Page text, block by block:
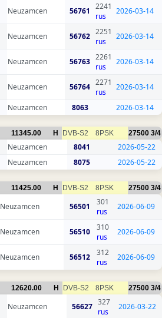
Neuzamcen 56761
2241
rus
2026-03-14
Neuzamcen 56762 2251
rus
2026-03-14
Neuzamcen 56763 2261
rus
2026-03-14
Neuzamcen 56764 2271
rus
2026-03-14
Neuzamcen 8063 2026-03-14
11345.00 H DVB-S2 8PSK 27500 3/4
Neuzamcen 8041
2026-05-22
Neuzamcen 8075 2026-05-22
11425.00 H DVB-S2 8PSK 27500 3/4
Neuzamcen 56501
301
rus
2026-06-09
Neuzamcen 56510
310
rus
2026-06-09
Neuzamcen 56512
312
rus
2026-06-09
12620.00 H DVB-S2 8PSK 27500 3/4
Neuzamcen 56627 327
rus
2026-03-22